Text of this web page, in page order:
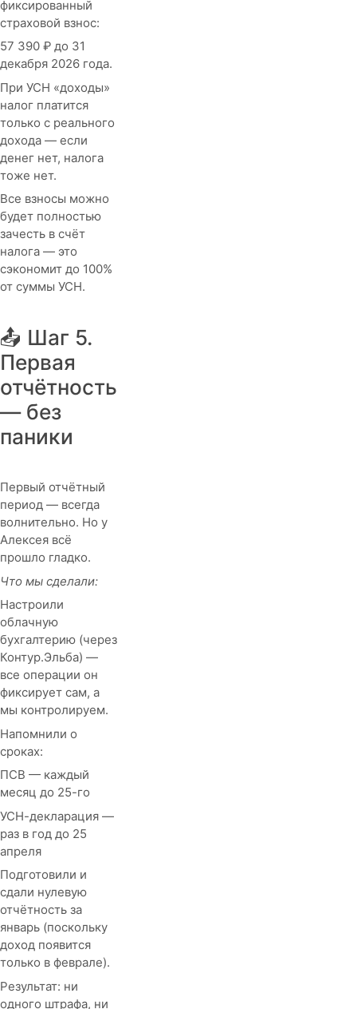
фиксированный
страховой взнос:
57 390 ₽ до 31
декабря 2026 года.
При УСН «доходы»
налог платится
только с реального
дохода — если
денег нет, налога
тоже нет.
Все взносы можно
будет полностью
зачесть в счёт
налога — это
сэкономит до 100%
от суммы УСН.
📤 Шаг 5.
Первая
отчётность
— без
паники
Первый отчётный
период — всегда
волнительно. Но у
Алексея всё
прошло гладко.
Что мы сделали:
Настроили
облачную
бухгалтерию (через
Контур.Эльба) —
все операции он
фиксирует сам, а
мы контролируем.
Напомнили о
сроках:
ПСВ — каждый
месяц до 25-го
УСН-декларация —
раз в год до 25
апреля
Подготовили и
сдали нулевую
отчётность за
январь (поскольку
доход появится
только в феврале).
Результат: ни
одного штрафа, ни